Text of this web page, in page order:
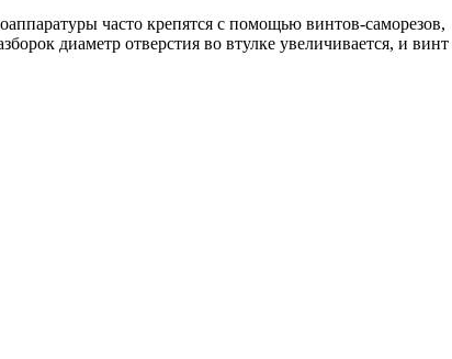
часто крепятся с помощью винтов-саморезов,
диаметр отверстия во втулке увеличивается, и